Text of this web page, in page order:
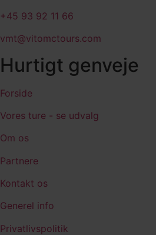
+45 93 92 11 66
vmt@vitomctours.com
Hurtigt genveje
Forside
Vores ture - se udvalg
Om os
Partnere
Kontakt os
Generel info
Privatlivspolitik